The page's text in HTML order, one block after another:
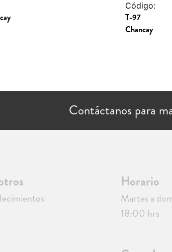
Código:
T-97
Chancay
Contáctanos para
Horario
Martes a
18:00 hrs